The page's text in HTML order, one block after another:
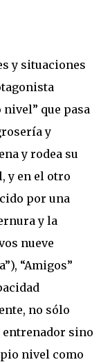
y situaciones
que pasa
y
y rodea su
y en el otro
por una
y la
nueve
“Amigos”
no sólo
entrenador sino
nivel como